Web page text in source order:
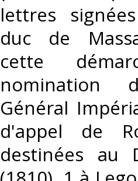
lettres
duc de
cette
nomination
Général
d'appel de
destinées au